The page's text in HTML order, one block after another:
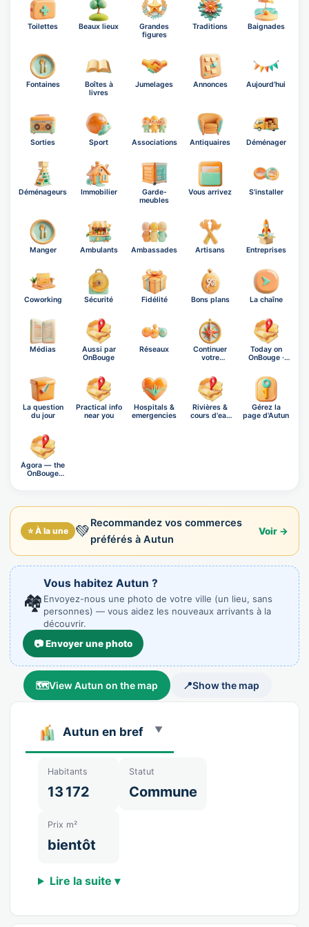
Toilettes Beaux lieux
Grandes
figures
Traditions Baignades
Fontaines
Boîtes à
livres
Jumelages Annonces Aujourd'hui
Sorties Sport Associations Antiquaires Déménager
Déménageurs Immobilier
Garde-
meubles
Vous arrivez S'installer
Manger Ambulants Ambassades Artisans Entreprises
Coworking Sécurité Fidélité Bons plans La chaîne
Médias
Aussi par
OnBouge
Réseaux
Continuer
votre
Today on
OnBouge ·
La question
du jour
Practical info
near you
Hospitals &
emergencies
Rivières &
cours d'eau
Gérez la
page d'Autun
Ágora — the
OnBouge
⭐ À la une 💚Recommandez vos commerces
préférés à Autun
Voir →
🏘️
Vous habitez Autun ?
Envoyez-nous une photo de votre ville (un lieu, sans
personnes) — vous aidez les nouveaux arrivants à la
découvrir.
📷 Envoyer une photo
🗺️View Autun on the map 📍Show the map
Autun en bref
Habitants
13 172
Statut
Commune
Prix m²
bientôt
Lire la suite ▾